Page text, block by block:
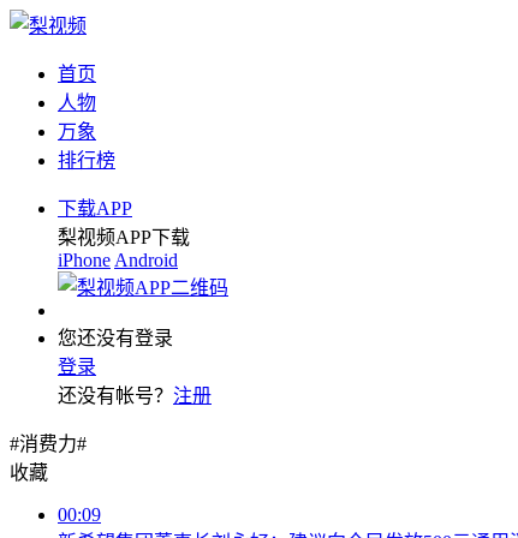
首页
人物
万象
排行榜
下载APP
梨视频APP下载
iPhone Android
您还没有登录
登录
还没有帐号？ 注册
#消费力#
收藏
00:09